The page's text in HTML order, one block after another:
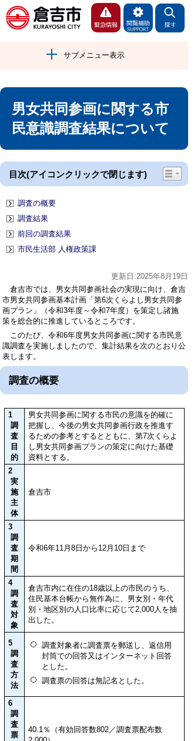
サブメニュー表示
男女共同参画に関する市
民意識調査結果について
目次(アイコンクリックで閉じます)
調査の概要
調査結果
前回の調査結果
市民生活部 人権政策課
更新日:2025年8月19日
倉吉市では、男女共同参画社会の実現に向け、倉吉
市男女共同参画基本計画「第6次くらよし男女共同参
画プラン」（令和3年度～令和7年度）を策定し諸施
策を総合的に推進しているところです。
このたび、令和6年度男女共同参画に関する市民意
識調査を実施しましたので、集計結果を次のとおり公
表します。
調査の概要
1
調
査
目
的
男女共同参画に関する市民の意識を的確に
把握し、今後の男女共同参画行政を推進す
るための参考とするとともに、第7次くらよ
し男女共同参画プランの策定に向けた基礎
資料とする。
2
実
施
主
体
倉吉市
3
調
査
期
間
令和6年11月8日から12月10日まで
4
調
査
対
象
倉吉市内に在住の18歳以上の市民のうち、
住民基本台帳から無作為に、男女別・年代
別・地区別の人口比率に応じて2,000人を抽
出した。
5
調
査
方
法
調査対象者に調査票を郵送し、返信用
封筒での回答又はインターネット回答
とした。
調査票の回答は無記名とした。
6
調
査
票
40.1％（有効回答数802／調査票配布数